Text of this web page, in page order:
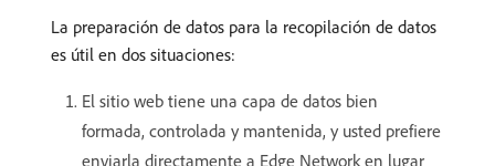
La preparación de datos para la recopilación de datos
es útil en dos situaciones:
El sitio web tiene una capa de datos bien
formada, controlada y mantenida, y usted prefiere
enviarla directamente a Edge Network en lugar